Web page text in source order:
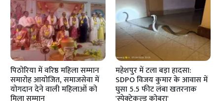
पिठोरिया में वरिष्ठ महिला सम्मान
समारोह आयोजित, समाजसेवा में
योगदान देने वाली महिलाओं को
महेशपुर में टला बड़ा हादसा:
SDPO विजय कुमार के आवास में
घुसा 5.5 फीट लंबा खतरनाक